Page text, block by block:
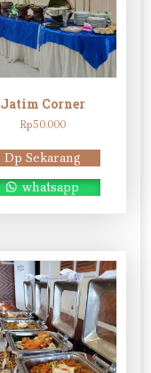
Jatim Corner
Rp50.000
Dp Sekarang
whatsapp